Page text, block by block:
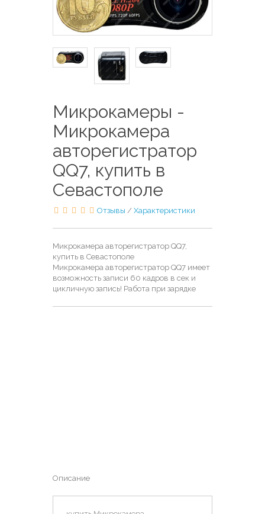
Микрокамеры -
Микрокамера
авторегистратор
QQ7, купить в
Севастополе
Отзывы / Характеристики
Микрокамера авторегистратор QQ7,
купить в Севастополе
Микрокамера авторегистратор QQ7 имеет
возможность записи 60 кадров в сек и
цикличную запись! Работа при зарядке
Описание